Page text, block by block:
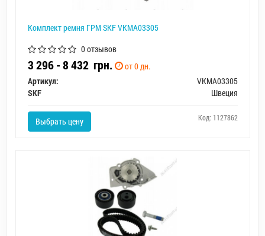
Комплект ремня ГРМ SKF VKMA03305
0 отзывов
3 296 - 8 432 грн.
от 0 дн.
Артикул:
VKMA03305
SKF
Швеция
Выбрать цену Код: 1127862